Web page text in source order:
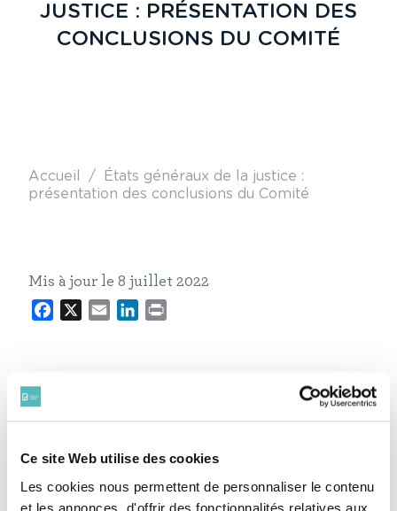
Ce site Web utilise des cookies
Les cookies nous permettent de personnaliser le contenu
et les annonces, d'offrir des fonctionnalités relatives aux
JUSTICE : PRÉSENTATION DES
CONCLUSIONS DU COMITÉ
Fil d'Ariane
Accueil
États généraux de la justice :
présentation des conclusions du Comité
Mis à jour le 8 juillet 2022
Facebook
X Email LinkedIn
La bâtonnière de Paris Julie Couturier et le
vice-bâtonnier Vincent Nioré prennent
de la Justice, dont le rapport, intitulé
présenté ce vendredi 8 juillet au président